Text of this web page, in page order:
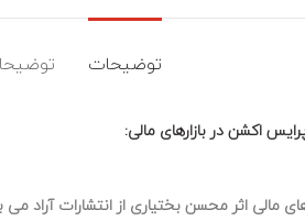
توضیحات
اکشن در بازارهای مالی:
مالی اثر محسن بختیاری از انتشارات آراد می